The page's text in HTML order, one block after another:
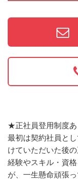
★正社員登用制度
最初は契約社員と
けていただいた後
経験やスキル・資
が、一生懸命頑張